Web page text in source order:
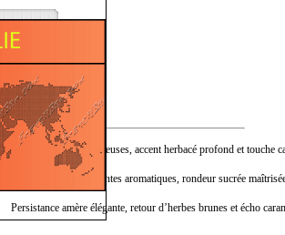
Épices douces chaleureuses, accent herbacé profond et touche
Attaque ample sur plantes aromatiques, rondeur sucrée
Persistance amère élégante, retour d’herbes brunes et écho